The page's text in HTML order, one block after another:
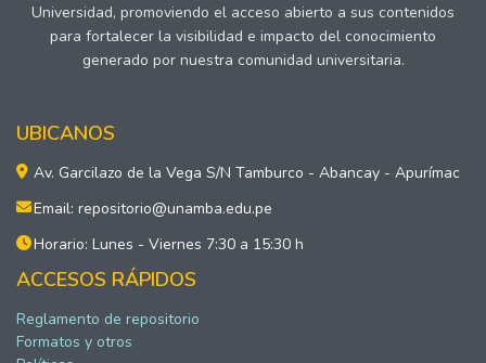
Universidad, promoviendo el acceso abierto a sus contenidos
para fortalecer la visibilidad e impacto del conocimiento
generado por nuestra comunidad universitaria.
UBICANOS
Av. Garcilazo de la Vega S/N Tamburco - Abancay - Apurímac
Email: repositorio@unamba.edu.pe
Horario: Lunes - Viernes 7:30 a 15:30 h
ACCESOS RÁPIDOS
Reglamento de repositorio
Formatos y otros